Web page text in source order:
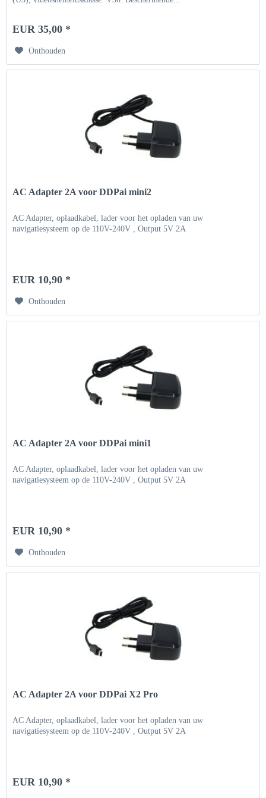
EUR 35,00 *
Onthouden
AC Adapter 2A voor DDPai mini2
AC Adapter, oplaadkabel, lader voor het opladen van uw
navigatiesysteem op de 110V-240V , Output 5V 2A
EUR 10,90 *
Onthouden
AC Adapter 2A voor DDPai mini1
AC Adapter, oplaadkabel, lader voor het opladen van uw
navigatiesysteem op de 110V-240V , Output 5V 2A
EUR 10,90 *
Onthouden
AC Adapter 2A voor DDPai X2 Pro
AC Adapter, oplaadkabel, lader voor het opladen van uw
navigatiesysteem op de 110V-240V , Output 5V 2A
EUR 10,90 *